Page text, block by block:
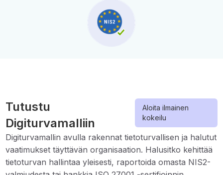
Tutustu
Digiturvamalliin
Aloita ilmainen
kokeilu
Digiturvamallin avulla rakennat tietoturvallisen ja halutut
vaatimukset täyttävän organisaation. Halusitko kehittää
tietoturvan hallintaa yleisesti, raportoida omasta NIS2-